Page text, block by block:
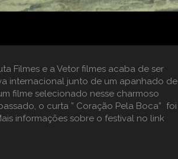
Filmes e a Vetor filmes acaba de ser
internacional junto de um apanhado de
filme selecionado nesse charmoso
o curta ” Coração Pela Boca” foi
informações sobre o festival no link